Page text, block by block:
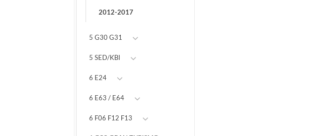
2012-2017
5 G30 G31
5 SED/KBI
6 E24
6 E63 / E64
6 F06 F12 F13